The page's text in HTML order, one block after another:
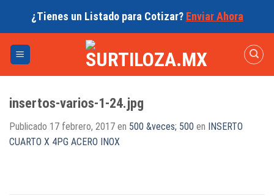
¿Tienes un Listado para Cotizar? Enviar Ahora
insertos-varios-1-24.jpg
Publicado 17 febrero, 2017 en 500 &veces; 500 en
INSERTO
CUARTO X 4PG ACERO INOX